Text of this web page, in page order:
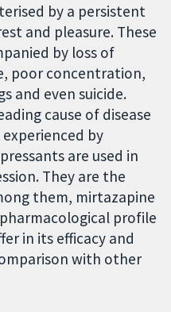
by a persistent
and pleasure. These
by loss of
poor concentration,
and even suicide.
cause of disease
by
are used in
They are the
them, mirtazapine
profile
in its efficacy and
with other